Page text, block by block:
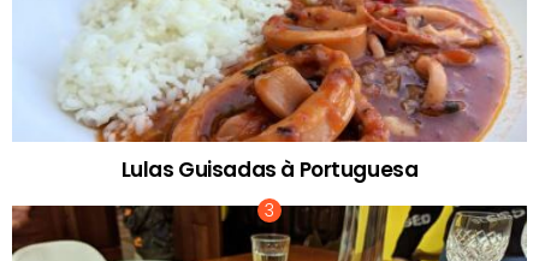
Lulas Guisadas à Portuguesa